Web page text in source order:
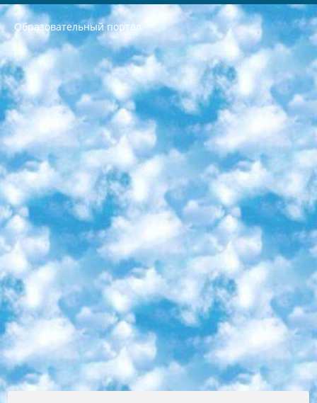
Образовательный портал
РЕСПУБЛИКА УЗБЕКИСТАН МИНИСТРЕРСТВО ДОШКОЛЬНОГО И ШКОЛЬНОГО ОБРАЗОВАНИЯ КОМАНДА в общеобразовательных учреждениях в 2023-2024 учебном году организация и проведение итоговой государственной аттестации обучающихся о Министра дошкольного и школьного образования Республики Узбекистан от 4 марта 2008 года (постановлением Минюста от 20 марта 2008 года № 1778 государственной регистрации) «Итоговое состояние учащихся общего среднего образования на основании положения об утверждении положения об аттестации общего среднего образования выпускной экзамен студентов в образовательных учреждениях в 2023-2024 учебном году В целях организации и прохождения аттестации приказываю: 1. Следующее: перечень предметов, по которым будет проводиться итоговая государственная аттестация и экзамен формы перевода согласно приложению 1; сертификаты международного образца, оценивающие уровень владения иностранными языками перечень согласно приложению 2; 2. Педагогический при специализированных образовательных учреждениях. научно-практический центр квалификации и международной оценки (Д.Давидова) 2024 г. До 25 марта: задания по предметам, по которым будет проводиться итоговая аттестация разработка и утверждение технических условий; итоговая аттестация на основании разработанного предметного задания разработка вопросов по предметам (устно и письменно), экзамен передача; общеобразовательные средние школы и специальные учебные заведения учащиеся выпускных классов школ и интернатов в агентской системе подготовка базы данных экзаменационных материалов и критериев оценки; перевод базы экзаменационных материалов на все языки обучения подать в Республиканский образовательный центр для изготовления; варианты экзаменов на основе разработанных контрольных материалов пусть будут поставлены задачи формирования. 3. Республиканский образовательный центр (Ш.Худайкулов) до 5 апреля 2024 года. до: база данных предоставленных экзаменационных материалов на все языки обучения перевод и экспертиза; для слепых, слабовидящих, глухих, слабослышащих и умственно отсталых детей учащиеся выпускных классов специализированных школ и школ-интернатов база данных экзаменационных материалов на всех преподаваемых языках подготовка критериев оценки; специализированные школы для умственно отсталых детей и технологии для учащихся выпускных классов школ-интернатов разработка соответствующих рекомендаций и критериев проведения ЕГЭ по естествознанию давать задания. 4. Педагогический при специализированных образовательных учреждениях. Научно-практический центр навыков и международной оценки (Д.Давидова), Республика образовательный центр (Худайкулов Ш.) итоговый государственный аттестационный экзамен ориентирован на творческое и логическое мышление при подготовке базы материалов учитывать введение заданий. 5. Следует отметить, что: сертификат государственного образца о знании общеобразовательного предмета и как минимум национальный уровень B1 по предметам на иностранных языках, указанным в Приложении 2. или международно признанный сертификат эквивалентного уровня студенты, изучающие определенный предмет, освобождаются от экзамена; по соответствующим предметам запланирована итоговая государственная аттестация за день до дня, путем жеребьевки Рабочей группой (в письменной форме по предметам, проводимым в форме) из числа сформированных вариантов выбрано 2 варианта; 2 выбранных варианта экзамена анонсированы на официальном сайте министерства и все выпускники по всей стране на основе этих вариантов проводит итоговую государственную аттестацию. 6. Государственное образование учащихся средних общеобразовательных учреждений. знания в соответствии с квалификационными требованиями, которые необходимо приобрести на основании стандартов итоговый (выпускной) контроль для 9 и 11 классов в целях тестирования Экзамены (далее – экзамены) состоят из предметов, перечисленных в приложении 1. будет сделано. 7. Экзамены пройдут с 26 мая по 15 июня 2024 г. (кроме науки физического воспитания). 8. Физическая для учащихся 9 классов общесредних образовательных учреждений. Экзамены по предмету «Образование, квалификация медицина» 1-6 мая 2024 года. сотрудники перевести под присмотр (с отклонениями в физическом или умственном развитии) специализированная школа для детей, школы-интернаты и со сколиозом школы-интернаты санаторного типа для больных детей исключены). 9. Он был слепым, слабовидящим и имел нарушения опорно-двигательного аппарата. экзамены в специализированных школах и интернатах для детей должны проводиться исходя из требований, предъявляемых к общеобразовательным учреждениям (физкультура кроме науки). 10. Специализированная школа для глухих и слабослышащих детей. и экзамены в интернатах и быть реализован в виде письменного теста по математике. 11. Специальность для умственно отсталых детей. Для 9 класса Родной язык и литературное письмо Государственный язык (язык обучения – узбекский). для неклассов) написано Математическое письмо Письменная/устная история Узбекистана Физическое воспитание практично Итоговый контроль Для 11 класса Написание родного языка и литературы (эссе) Математическое письмо Узбекский язык (обучение на узбекском языке) не посещающее общее среднее образование для учреждений)/Образовательное учреждение выбор письменный и устный Иностранный язык письменный/устный Письменная/устная история Узбекистана *По выбору студента:  Химия  Физика  Основы государственного права  География 10 бесплатных образовательных ресурсов - Мы составили подборку онлайн-проектов с интерактивными упражнениями, видеолекциями и статьями. Они помогут вам обрести новые и освежить старые знания бесплатно. 1. «ИНТУИТ» Старейшая образовательная площадка Рунета. Здесь вы найдёте сотни текстовых и видеокурсов на десятки различных тем — от программирования до психологии. Многие курсы подготовлены российскими университетами и крупными международными компаниями вроде Intel и Microsoft. Самостоятельное обучение бесплатное, но желающие могут оплатить услуги персональных наставников. 2. «Смартия» знакомит с актуальными профессиями и подсказывает, как им обучаться. Выбрав заинтересовавшую вас специальность — SMM-специалист, фотограф, веб-дизайнер или другую, — увидите список необходимых для неё умений. Чтобы вы могли освоить их самостоятельно, для каждого умения площадка отображает подборку ссылок на учебные материалы. Хотя «Смартия» ориентируется на русскоязычную аудиторию, часть контента всё же доступна только на английском. 3. «Лекторий Физтеха» Проект Московского физико-технического института (Физтеха). С его помощью вы можете смотреть онлайн серии лекций, записанные на видео в этом вузе. В числе доступных предметов — физика, биология, химия, информационные технологии и другие. К некоторым лекциям администрация ресурса прилагает готовые конспекты, которые можно скачивать в PDF-формате. 4. ITMOcourses Онлайн-площадка Санкт-Петербургского национального исследовательского университета информационных технологий, механики и оптики (ИТМО). Ресурс предоставляет свободный доступ к курсам, разработанным в этом вузе. Каталог материалов разбит на четыре категории: «Оптические системы и технологии», «Приборостроение и робототехника», «Информационные технологии» и «Биотехнологии». Курсы состоят из видеолекций, интерактивных демонстраций и заданий. 5. «КиберЛенинка» Электронная научная библиотека открытого доступа. Каталог площадки регулярно обрастает текстами статей из различных научных изданий. Сгруппированные по журналам и рубрикам публикации можно читать онлайн или скачивать целиком в PDF-формате. Проект нацелен на популяризацию науки за счёт открытого доступа к качественной информации. 6. «ПостНаука» На этом ресурсе публикуют подборки видеолекций, составленные экспертами из разных отраслей и объединённые общими темами. Среди них, к примеру, есть серии «Биоинформатика и геномика», «Культура средневековой Скандинавии» и Cinema Studies о теории кино. Каждая подборка лекций — логически связанная история, рассказанная экспертом от первого лица. Кроме того, на сайте появляются научно-образовательные статьи и тесты на разные темы. 7. «Newочём» Команда проекта «Newочём» отбирает самые интересные тексты из англоязычных СМИ и переводит те из них, за которые голосуют участники сообщества «ВКонтакте». По большей части это научно-популярные статьи. Редакторы придумывают лишь заголовки, в остальном содержание переводов соответствует оригиналам. Полные тексты можно читать прямо в социальной сети. 8. InternetUrok Онлайн-база материалов по основным дисциплинам школьной программы. Информация на сайте структурирована по классам, предметам и темам (урокам). Каждый урок состоит из видеолекций и конспектов. Есть также интерактивные тренажёры и тесты для закрепления пройденного материала. Даже если вы давно окончили школу, возможность повторить программу старших классов всегда может пригодиться. 9. Edutainme Ещё один ресурс об образовании. В отличие от Newtonew, как мне кажется, Edutainme больше ориентируется на представителей индустрии: педагогов, предпринимателей, разработчиков образовательных проектов. Но и любой, кто просто стремится к саморазвитию, найдёт на сайте много полезного и интересного для себя. Например, информацию о новых курсах и образовательных сервисах. 10. Newtonew Онлайн-медиа об образовании и обучении в широком смысле. Авторы Newtonew пишут об инструментах, заведениях, тактиках и стратегиях, которые помогают учить других и получать новые знания самостоятельно. На этой площадке вы найдёте новости, обзоры, аналитические мат